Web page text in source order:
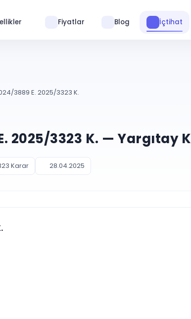
Fiyatlar Blog İçtihat
3889 E. 2025/3323 K.
2025/3323 K. — Yargıtay
Karar 28.04.2025